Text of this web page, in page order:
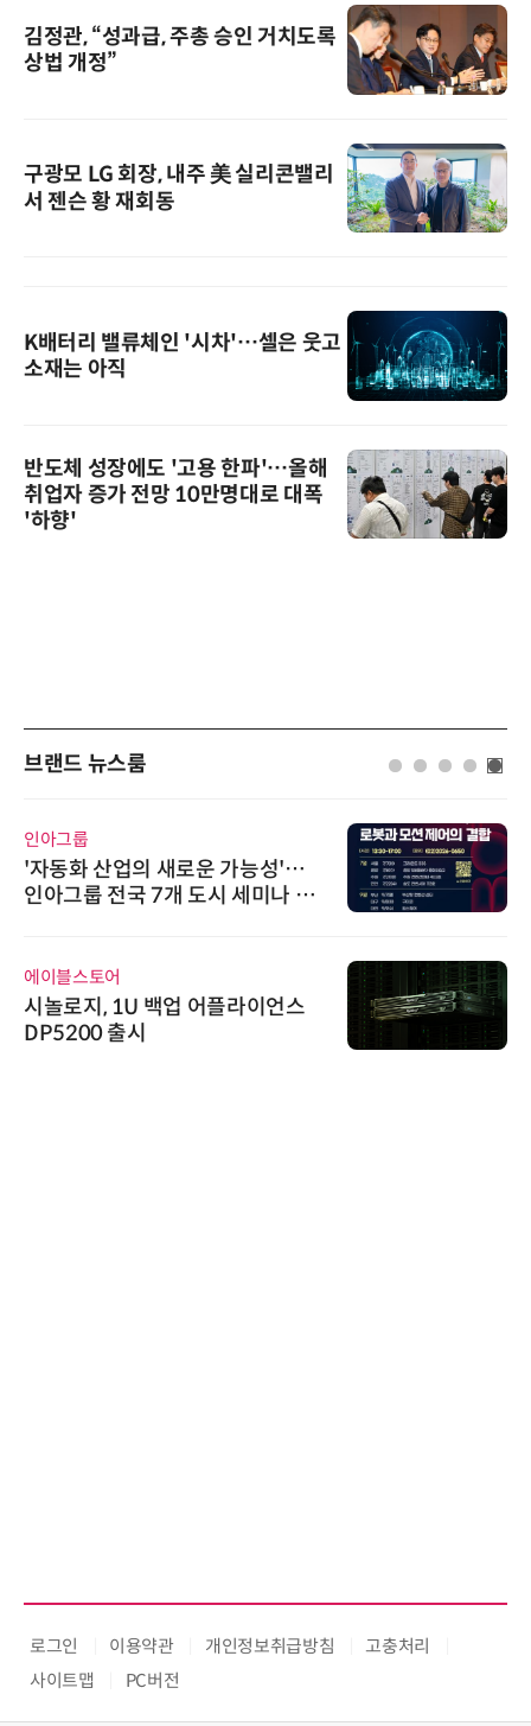
김정관, “성과급, 주총 승인 거치도록
상법 개정”
구광모 LG 회장, 내주 美 실리콘밸리
서 젠슨 황 재회동
K배터리 밸류체인 '시차'…셀은 웃고
소재는 아직
반도체 성장에도 '고용 한파'…올해
취업자 증가 전망 10만명대로 대폭
'하향'
브랜드 뉴스룸
인아그룹
'자동화 산업의 새로운 가능성'…
인아그룹 전국 7개 도시 세미나 페
에이블스토어
시놀로지, 1U 백업 어플라이언스
DP5200 출시
로그인 이용약관 개인정보취급방침
고충처리
사이트맵
PC버전